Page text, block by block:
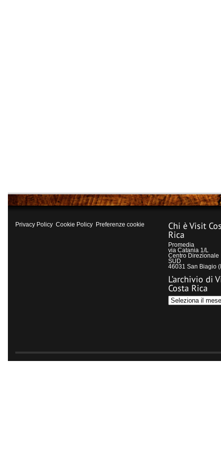
Privacy Policy Cookie Policy Preferenze cookie Chi è Visit
Rica
Promedia
via Catania 1/L
Centro Direzionale
SUD
46031 San Biagio
L’archivio di
Costa Rica
L’archivio
di